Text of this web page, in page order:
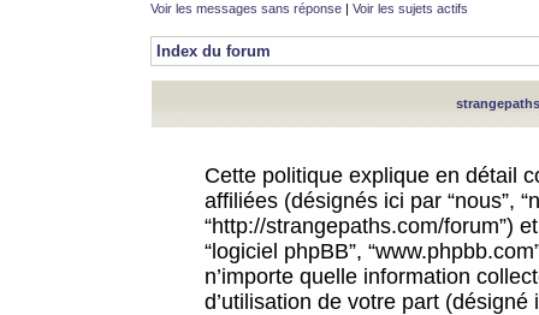
Voir les messages sans réponse | Voir les sujets actifs
Index du forum
Cette politique explique en détail
affiliées (désignés ici par “nous”,
“http://strangepaths.com/forum”)
“logiciel phpBB”,
n’importe quelle information
d’utilisation de votre part (désigné